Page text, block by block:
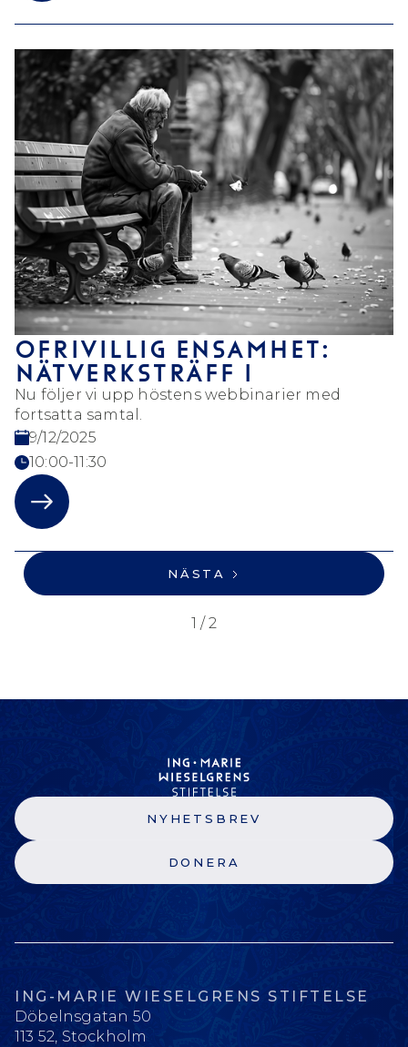
OFRIVILLIG ENSAMHET:
NÄTVERKSTRÄFF 1
Nu följer vi upp höstens webbinarier med
fortsatta samtal.
9/12/2025
10:00-11:30
NÄSTA
1 / 2
NYHETSBREV
DONERA
ING-MARIE WIESELGRENS STIFTELSE
Döbelnsgatan 50
113 52, Stockholm